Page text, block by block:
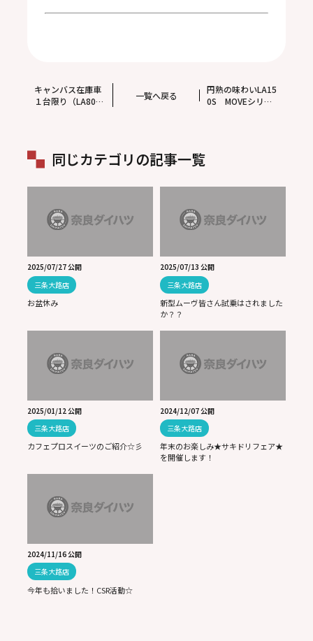
キャンバス在庫車
１台限り（LA800
一覧へ戻る
円熟の味わいLA15
0S MOVEシリー
同じカテゴリの記事一覧
2025/07/27 公開
三条大路店
お盆休み
2025/07/13 公開
三条大路店
新型ムーヴ皆さん試乗はされました
か？？
2025/01/12 公開
三条大路店
カフェプロスイーツのご紹介☆彡
2024/12/07 公開
三条大路店
年末のお楽しみ★サキドリフェア★
を開催します！
2024/11/16 公開
三条大路店
今年も拾いました！CSR活動☆